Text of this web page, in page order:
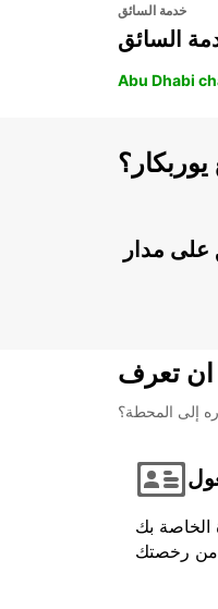
خدمة السائق
السائق
Abu Dhabi
على مدار
ان تعرف
إلى المحطة؟
الخاصة بك